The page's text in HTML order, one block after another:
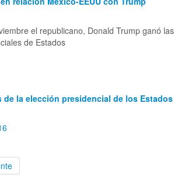
el republicano, Donald Trump ganó las
de Estados
de la elección presidencial de los Estados